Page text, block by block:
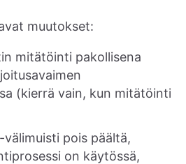
muutokset:
mitätöinti pakollisena
(kierrä vain, kun mitätöinti
välimuisti pois päältä,
on käytössä,